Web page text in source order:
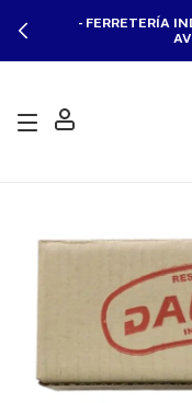
- FERRETERÍA